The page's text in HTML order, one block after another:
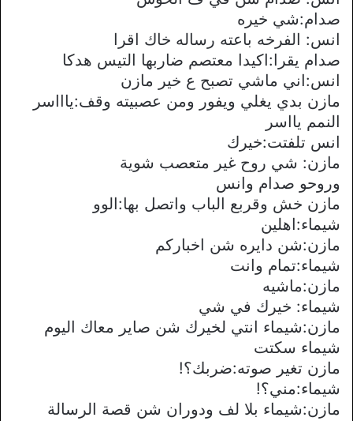
صدام:شي خيره
انس: الفرخه باعته رساله خاك اقرا
صدام يقرا:اكيدا معتصم ضاربها التيس هدكا
انس:اني ماشي تصبح ع خير مازن
مازن بدي يغلي ويفور ومن عصبيته وقف:ياااسر
النمم يااسر
انس تلفتت:خيرك
مازن: شي روح غير متعصب شوية
وروحو صدام وانس
مازن خش وقربع الباب واتصل بها:الوو
شيماء:اهلين
مازن:شن دايره شن اخباركم
شيماء:تمام وانت
مازن:ماشيه
شيماء: خيرك في شي
مازن:شيماء انتي لخيرك شن صاير معاك اليوم
شيماء سكتت
مازن تغير صوته:ضربك؟!
شيماء:مني؟!
مازن:شيماء بلا لف ودوران شن قصة الرسالة